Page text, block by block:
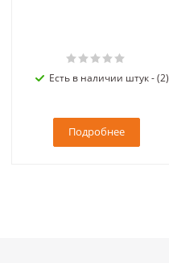
Есть в наличии штук - (2)
Подробнее